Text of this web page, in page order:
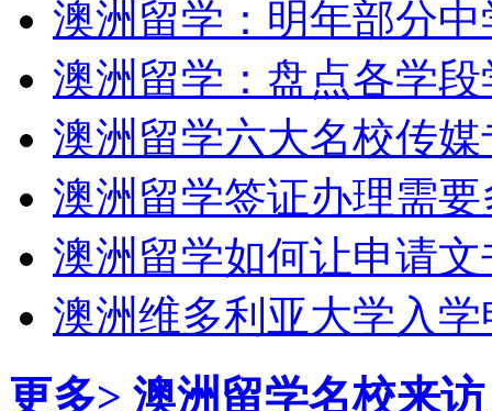
澳洲留学：明年部分
澳洲留学：盘点各学
澳洲留学六大名校传
澳洲留学签证办理需
澳洲留学如何让申请
澳洲维多利亚大学入
更多> 澳洲留学名校来访